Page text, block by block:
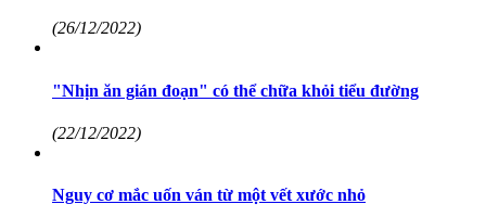
(26/12/2022)
"Nhịn ăn gián đoạn" có thể chữa khỏi tiểu đường
(22/12/2022)
Nguy cơ mắc uốn ván từ một vết xước nhỏ